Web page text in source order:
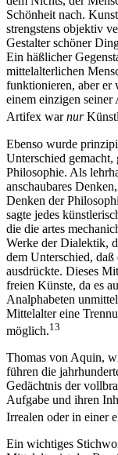
Schönheit nach.
strengstens objektiv
Gestalter schöner
Ein häßlicher
mittelalterlichen
funktionieren, aber er
einem einzigen
Artifex warnur
Ebenso wurde
Unterschied
Philosophie. Als
anschaubares
Denken der
sagte jedes
die die artes
Werke der Dialektik,
dem Unterschied,
ausdrückte. Dieses
freien Künste, da es
Analphabeten
Mittelalter eine
möglich.13
Thomas von Aquin,
führen die
Gedächtnis der
Aufgabe und ihren
Irrealen oder in einer
Ein wichtiges